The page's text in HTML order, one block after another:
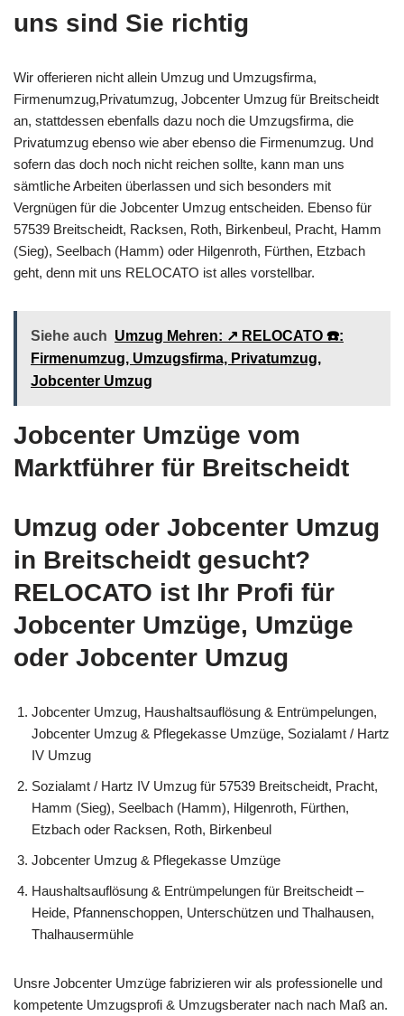
uns sind Sie richtig
Wir offerieren nicht allein Umzug und Umzugsfirma,
Firmenumzug,Privatumzug, Jobcenter Umzug für Breitscheidt
an, stattdessen ebenfalls dazu noch die Umzugsfirma, die
Privatumzug ebenso wie aber ebenso die Firmenumzug. Und
sofern das doch noch nicht reichen sollte, kann man uns
sämtliche Arbeiten überlassen und sich besonders mit
Vergnügen für die Jobcenter Umzug entscheiden. Ebenso für
57539 Breitscheidt, Racksen, Roth, Birkenbeul, Pracht, Hamm
(Sieg), Seelbach (Hamm) oder Hilgenroth, Fürthen, Etzbach
geht, denn mit uns RELOCATO ist alles vorstellbar.
Siehe auch Umzug Mehren: ↗️ RELOCATO ☎️:
Firmenumzug, Umzugsfirma, Privatumzug,
Jobcenter Umzug
Jobcenter Umzüge vom
Marktführer für Breitscheidt
Umzug oder Jobcenter Umzug
in Breitscheidt gesucht?
RELOCATO ist Ihr Profi für
Jobcenter Umzüge, Umzüge
oder Jobcenter Umzug
Jobcenter Umzug, Haushaltsauflösung & Entrümpelungen,
Jobcenter Umzug & Pflegekasse Umzüge, Sozialamt / Hartz
IV Umzug
Sozialamt / Hartz IV Umzug für 57539 Breitscheidt, Pracht,
Hamm (Sieg), Seelbach (Hamm), Hilgenroth, Fürthen,
Etzbach oder Racksen, Roth, Birkenbeul
Jobcenter Umzug & Pflegekasse Umzüge
Haushaltsauflösung & Entrümpelungen für Breitscheidt –
Heide, Pfannenschoppen, Unterschützen und Thalhausen,
Thalhausermühle
Unsre Jobcenter Umzüge fabrizieren wir als professionelle und
kompetente Umzugsprofi & Umzugsberater nach nach Maß an.